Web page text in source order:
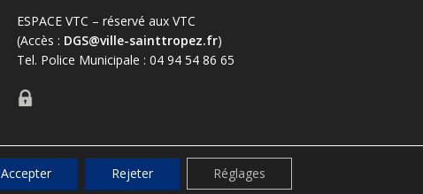
ESPACE VTC – réservé aux VTC
(Accès : DGS@ville-sainttropez.fr)
Tel. Police Municipale : 04 94 54 86 65
Accepter Rejeter Réglages